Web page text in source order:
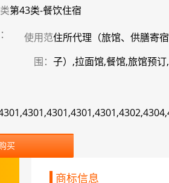
第43类-餐饮住宿
使用范
围：
住所代理（旅馆、供膳寄
子）,拉面馆,餐馆,旅馆预
买
商标信息